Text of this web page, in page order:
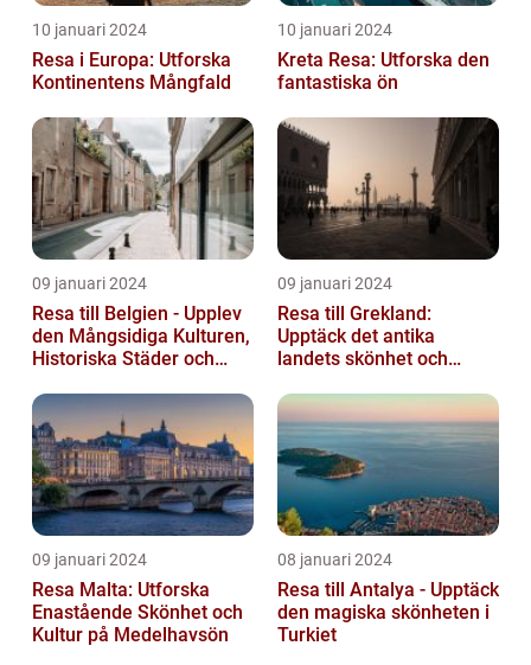
10 januari 2024
Resa i Europa: Utforska
Kontinentens Mångfald
10 januari 2024
Kreta Resa: Utforska den
fantastiska ön
09 januari 2024
Resa till Belgien - Upplev
den Mångsidiga Kulturen,
Historiska Städer och
09 januari 2024
Resa till Grekland:
Upptäck det antika
landets skönhet och
09 januari 2024
Resa Malta: Utforska
Enastående Skönhet och
Kultur på Medelhavsön
08 januari 2024
Resa till Antalya - Upptäck
den magiska skönheten i
Turkiet